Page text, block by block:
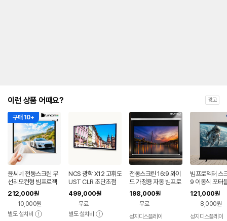
이런 상품 어때요? 광고
구매 10+
윤씨네 전동스크린 무
선리모컨형 빔프로젝
터 빔스크린 노출형 2
90cm(120인치), 1개
212,000원
10,000원
별도 설치비
NCS 광학 X12 고휘도
UST CLR 초단초점
빔프로젝터 전용 빔스
크린 100인치
499,000원
무료
별도 설치비
전동스크린 16:9 와이
드 가정용 자동 빔프로
젝터 홈시어터 대형 스
크린 304.8cm(120
인치), 1개
198,000원
무료
성지디스플레이
빔프로젝터 스
9 이동식 포터
식 캠핑용 휴대
용 127cm(50
121,000원
8,000원
성지디스플레이